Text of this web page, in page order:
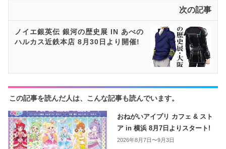
次の記事
ノイエ銀英伝 銀河の歴史展 IN あべの
ハルカス近鉄本店 8月30日より開催!
この記事を読んだ人は、こんな記事も読んでいます。
おねがいアイプリ カフェ & スト
ア in 横浜 8月7日よりスタート!
2026年8月7日〜9月3日